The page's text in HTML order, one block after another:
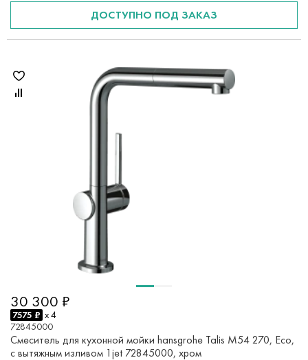
ДОСТУПНО ПОД ЗАКАЗ
30 300 ₽
7575 ₽ x 4
72845000
Смеситель для кухонной мойки hansgrohe Talis M54 270, Eco,
с вытяжным изливом 1jet 72845000, хром